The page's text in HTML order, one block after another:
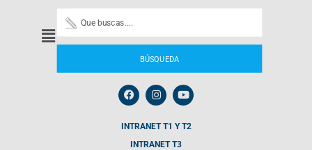
BÚSQUEDA
INTRANET T1 Y T2
INTRANET T3